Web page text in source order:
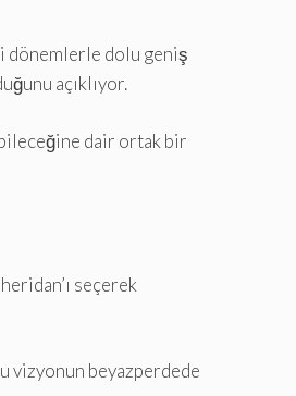
dönemlerle dolu geniş
açıklıyor.
dair ortak bir
seçerek
vizyonun beyazperdede